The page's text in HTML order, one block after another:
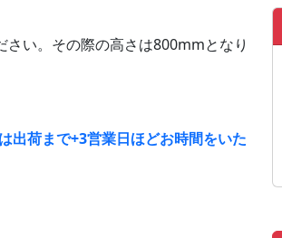
い。その際の高さは800mmとなり
出荷まで+3営業日ほどお時間をいた